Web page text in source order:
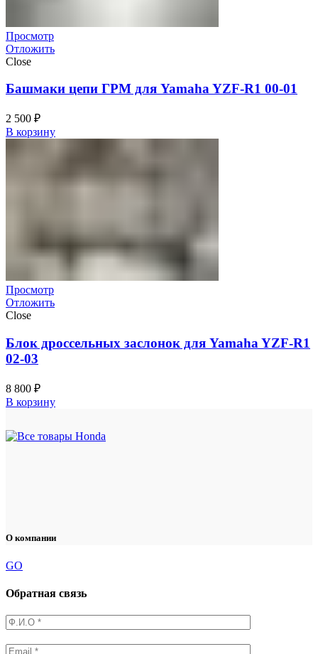
Просмотр
Отложить
Close
Башмаки цепи ГРМ для Yamaha YZF-R1 00-01
2 500 ₽
В корзину
Просмотр
Отложить
Close
Блок дроссельных заслонок для Yamaha YZF-R1
02-03
8 800 ₽
В корзину
О компании
GO
Обратная связь